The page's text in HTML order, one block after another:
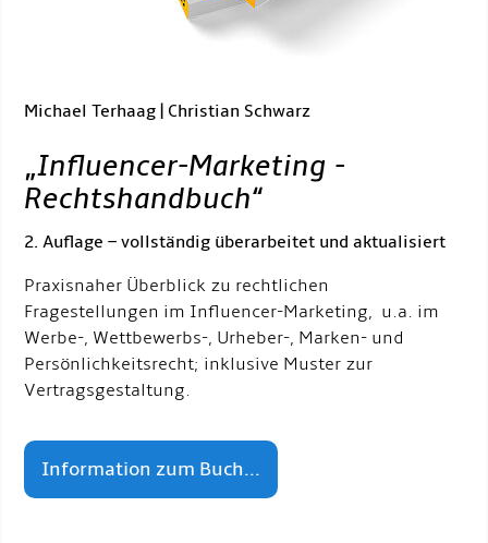
Michael Terhaag | Christian Schwarz
„Influencer-Marketing -
Rechtshandbuch“
2. Auflage – vollständig überarbeitet und aktualisiert
Praxisnaher Überblick zu rechtlichen
Fragestellungen im Influencer-Marketing, u.a. im
Werbe-, Wettbewerbs-, Urheber-, Marken- und
Persönlichkeitsrecht; inklusive Muster zur
Vertragsgestaltung.
Information zum Buch...